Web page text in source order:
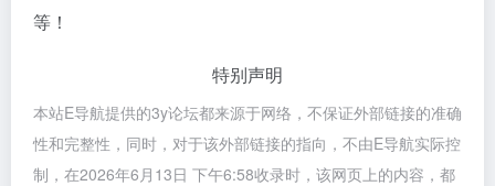
等！
特别声明
本站E导航提供的3y论坛都来源于网络，不保证外部链接的准确
性和完整性，同时，对于该外部链接的指向，不由E导航实际控
制，在2026年6月13日 下午6:58收录时，该网页上的内容，都